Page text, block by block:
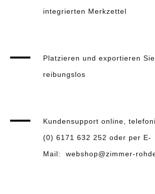
integrierten Merkzettel
Platzieren und exportieren
reibungslos
Kundensupport online,
(0) 6171 632 252 oder per E-
Mail: webshop@zimmer-